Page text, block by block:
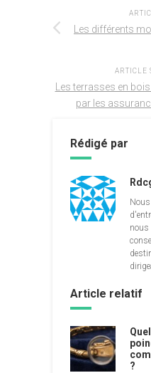
Les différents
ARTICLE
Les terrasses en
par les
Rédigé par
nous
Article relatif
?